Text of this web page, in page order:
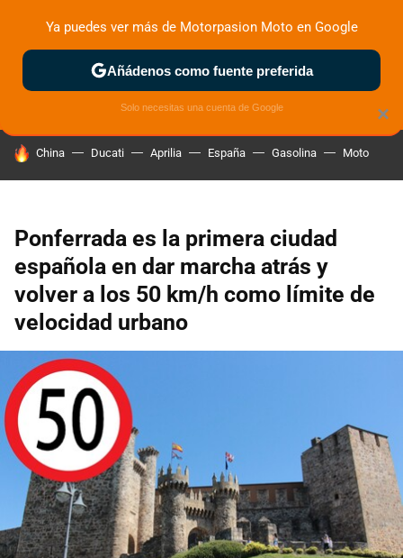
ZONA DE PRUEBAS DEPORTIVAS MOTOS ELÉCTRICAS
HOY SE HABLA DE
China Ducati Aprilia España Gasolina Moto
Ponferrada es la primera ciudad
española en dar marcha atrás y
volver a los 50 km/h como límite de
velocidad urbano
×
Ya puedes ver más de Motorpasion Moto en Google
Añádenos como fuente preferida
Solo necesitas una cuenta de Google